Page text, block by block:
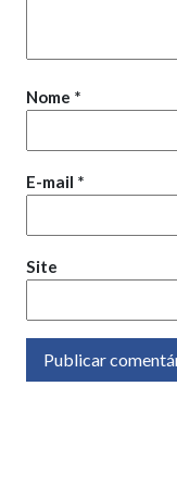
Nome *
E-mail *
Site